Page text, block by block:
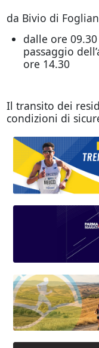
da Bivio di
dalle ore
passaggio
ore 14.30
Il transito dei
condizioni di